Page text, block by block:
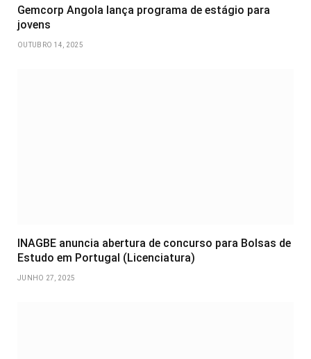
Gemcorp Angola lança programa de estágio para
jovens
OUTUBRO 14, 2025
INAGBE anuncia abertura de concurso para Bolsas de
Estudo em Portugal (Licenciatura)
JUNHO 27, 2025